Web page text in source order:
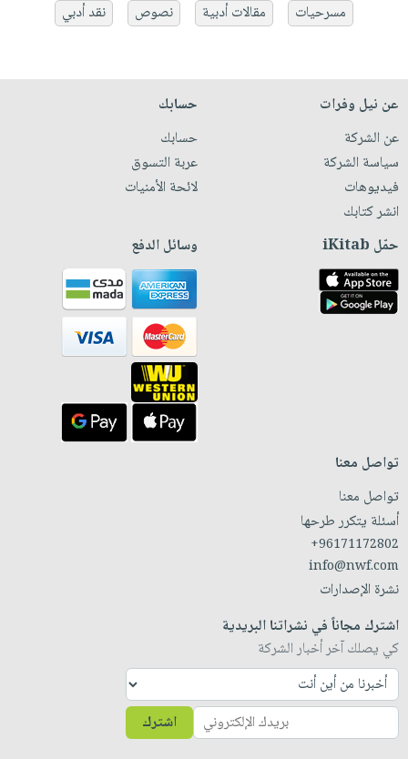
مسرحيات
مقالات أدبية نصوص نقد أدبي
عن نيل وفرات
عن الشركة
سياسة الشركة
فيديوهات
انشر كتابك
حسابك
حسابك
عربة التسوق
لائحة الأمنيات
حمّل iKitab وسائل الدفع
تواصل معنا
تواصل معنا
أسئلة يتكرر طرحها
+96171172802
info@nwf.com
نشرة الإصدارات
اشترك مجاناً في نشراتنا البريدية
كي يصلك آخر أخبار الشركة
اشترك